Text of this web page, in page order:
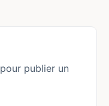
pour publier un